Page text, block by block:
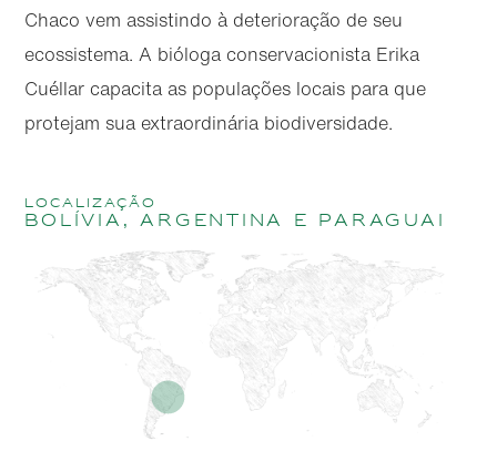
Chaco vem assistindo à deterioração de seu
ecossistema. A bióloga conservacionista Erika
Cuéllar capacita as populações locais para que
protejam sua extraordinária biodiversidade.
localização
Bolívia, Argentina e Paraguai